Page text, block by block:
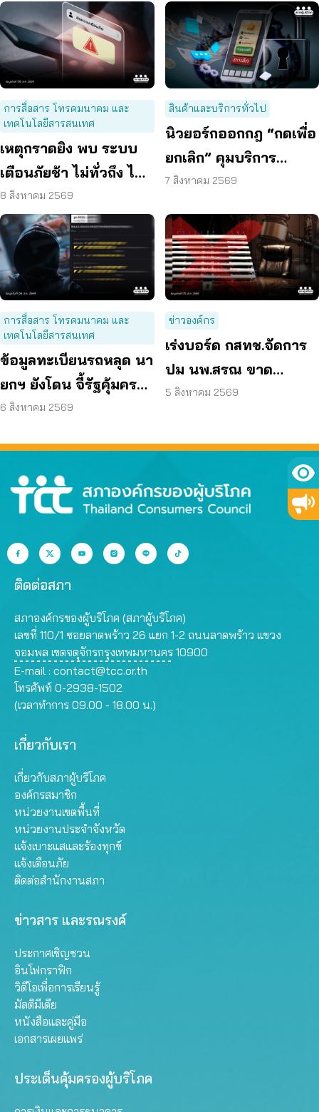
การสื่อสาร โทรคมนาคม และ
เทคโนโลยีสารสนเทศ
เหตุกราดยิง พบ ระบบ
เตือนภัยช้า ไม่ทั่วถึง ไม่
ชัดเจน
8 สิงหาคม 2569
สินค้าและบริการทั่วไป
นิวยอร์กออกกฎ “กดเพื่อ
ยกเลิก” คุมบริการ
ออนไลน์ ต่ออายุสมาชิก
7 สิงหาคม 2569
การสื่อสาร โทรคมนาคม และ
เทคโนโลยีสารสนเทศ
ข้อมูลทะเบียนรถหลุด นา
ยกฯ ยังโดน จี้รัฐคุ้มครอง
ข้อมูลส่วนบุคคล
6 สิงหาคม 2569
ข่าวองค์กร
เร่งบอร์ด กสทช.จัดการ
ปม นพ.สรณ ขาด
คุณสมบัติ ตามมติ
5 สิงหาคม 2569
ติดต่อสภา
สภาองค์กรของผู้บริโภค (สภาผู้บริโภค)
เลขที่ 110/1 ซอยลาดพร้าว 26 แยก 1-2 ถนนลาดพร้าว แขวง
จอมพล เขตจตุจักรกรุงเทพมหานคร 10900
E-mail : contact@tcc.or.th
โทรศัพท์ 0-2938-1502
(เวลาทำการ 09.00 - 18.00 น.)
เกี่ยวกับเรา
เกี่ยวกับสภาผู้บริโภค
องค์กรสมาชิก
หน่วยงานเขตพื้นที่
หน่วยงานประจำจังหวัด
แจ้งเบาะแสและร้องทุกข์
แจ้งเตือนภัย
ติดต่อสำนักงานสภา
ข่าวสาร และรณรงค์
ประกาศเชิญชวน
อินโฟกราฟิก
วิดีโอเพื่อการเรียนรู้
มัลติมีเดีย
หนังสือและคู่มือ
เอกสารเผยแพร่
ประเด็นคุ้มครองผู้บริโภค